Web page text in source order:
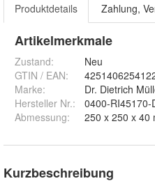
Produktdetails Zahlung,
Artikelmerkmale
Zustand:
Neu
GTIN / EAN:
Marke:
Hersteller Nr.:
0400-RI45170-
Abmessung: 250 x 250 x 40
Kurzbeschreibung